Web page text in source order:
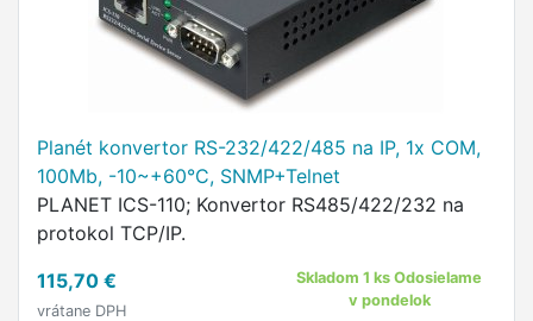
Planét konvertor RS-232/422/485 na IP, 1x COM,
100Mb, -10~+60°C, SNMP+Telnet
PLANET ICS-110; Konvertor RS485/422/232 na
protokol TCP/IP.
115,70 €
vrátane DPH
Skladom 1 ks Odosielame
v pondelok